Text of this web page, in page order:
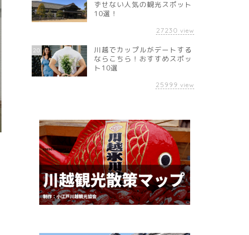
ずせない人気の観光スポット
10選！
27230 view
20
川越でカップルがデートする
ならこちら！おすすめスポッ
ト10選
25999 view